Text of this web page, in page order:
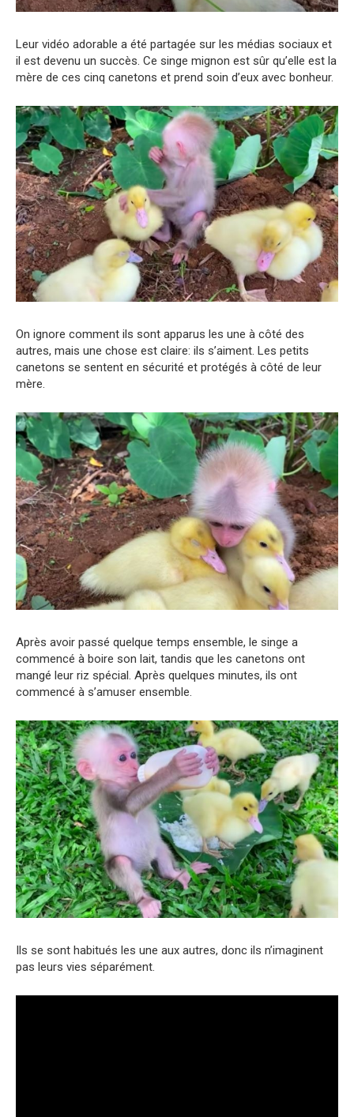
Leur vidéo adorable a été partagée sur les médias sociaux et
il est devenu un succès. Ce singe mignon est sûr qu’elle est la
mère de ces cinq canetons et prend soin d’eux avec bonheur.
On ignore comment ils sont apparus les une à côté des
autres, mais une chose est claire: ils s’aiment. Les petits
canetons se sentent en sécurité et protégés à côté de leur
mère.
Après avoir passé quelque temps ensemble, le singe a
commencé à boire son lait, tandis que les canetons ont
mangé leur riz spécial. Après quelques minutes, ils ont
commencé à s’amuser ensemble.
Ils se sont habitués les une aux autres, donc ils n’imaginent
pas leurs vies séparément.